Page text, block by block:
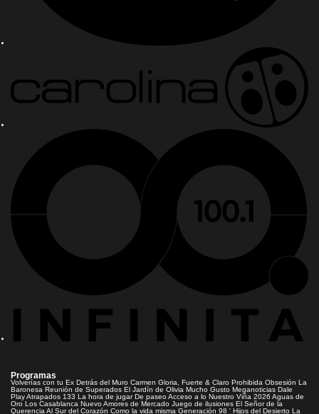
Programas
Volverías con tu Ex Detrás del Muro Carmen Gloria, Fuerte & Claro Prohibida Obsesión La
Baronesa Reunión de Superados El Jardín de Olivia Mucho Gusto Meganoticias Dale
PlayAtrapados 133 La hora de jugar De paseoAcceso a lo Nuestro Viña 2026 Aguas de
Oro Los Casablanca Nuevo Amores de Mercado Juego de ilusiones El Señor de la
Querencia Al Sur del Corazón Como la vida misma Generación 98 ' Hijos del Desierto La